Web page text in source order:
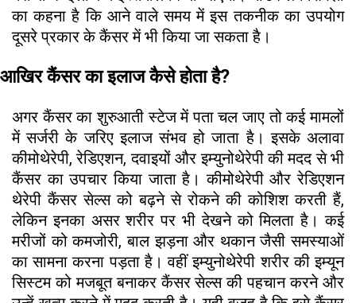
का कहना है कि आने वाले समय में इस तकनीक का उपयोग
दूसरे प्रकार के कैंसर में भी किया जा सकता है।
आखिर कैंसर का इलाज कैसे होता है?
अगर कैंसर का शुरुआती स्टेज में पता चल जाए तो कई मामलों
में सर्जरी के जरिए इलाज संभव हो जाता है। इसके अलावा
कीमोथेरेपी, रेडिएशन, दवाइयों और इम्युनोथेरेपी की मदद से भी
कैंसर का उपचार किया जाता है। कीमोथेरेपी और रेडिएशन
थेरेपी कैंसर सेल्स को बढ़ने से रोकने की कोशिश करती हैं,
लेकिन इनका असर शरीर पर भी देखने को मिलता है। कई
मरीजों को कमजोरी, बाल झड़ना और थकान जैसी समस्याओं
का सामना करना पड़ता है। वहीं इम्युनोथेरेपी शरीर की इम्यून
सिस्टम को मजबूत बनाकर कैंसर सेल्स की पहचान करने और